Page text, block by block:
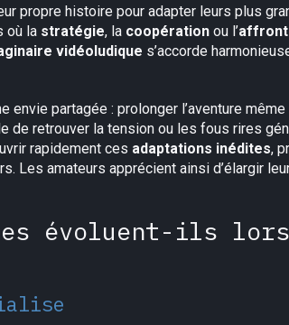
propre histoire pour adapter leurs plus
où la stratégie, la coopération ou l’
vidéoludique s’accorde
envie partagée : prolonger l’aventure
de retrouver la tension ou les fous rires
rapidement ces adaptations inédites,
Les amateurs apprécient ainsi d’élargir
évoluent-ils